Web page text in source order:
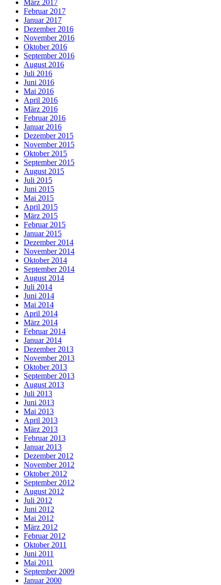
März 2017
Februar 2017
Januar 2017
Dezember 2016
November 2016
Oktober 2016
September 2016
August 2016
Juli 2016
Juni 2016
Mai 2016
April 2016
März 2016
Februar 2016
Januar 2016
Dezember 2015
November 2015
Oktober 2015
September 2015
August 2015
Juli 2015
Juni 2015
Mai 2015
April 2015
März 2015
Februar 2015
Januar 2015
Dezember 2014
November 2014
Oktober 2014
September 2014
August 2014
Juli 2014
Juni 2014
Mai 2014
April 2014
März 2014
Februar 2014
Januar 2014
Dezember 2013
November 2013
Oktober 2013
September 2013
August 2013
Juli 2013
Juni 2013
Mai 2013
April 2013
März 2013
Februar 2013
Januar 2013
Dezember 2012
November 2012
Oktober 2012
September 2012
August 2012
Juli 2012
Juni 2012
Mai 2012
März 2012
Februar 2012
Oktober 2011
Juni 2011
Mai 2011
September 2009
Januar 2000